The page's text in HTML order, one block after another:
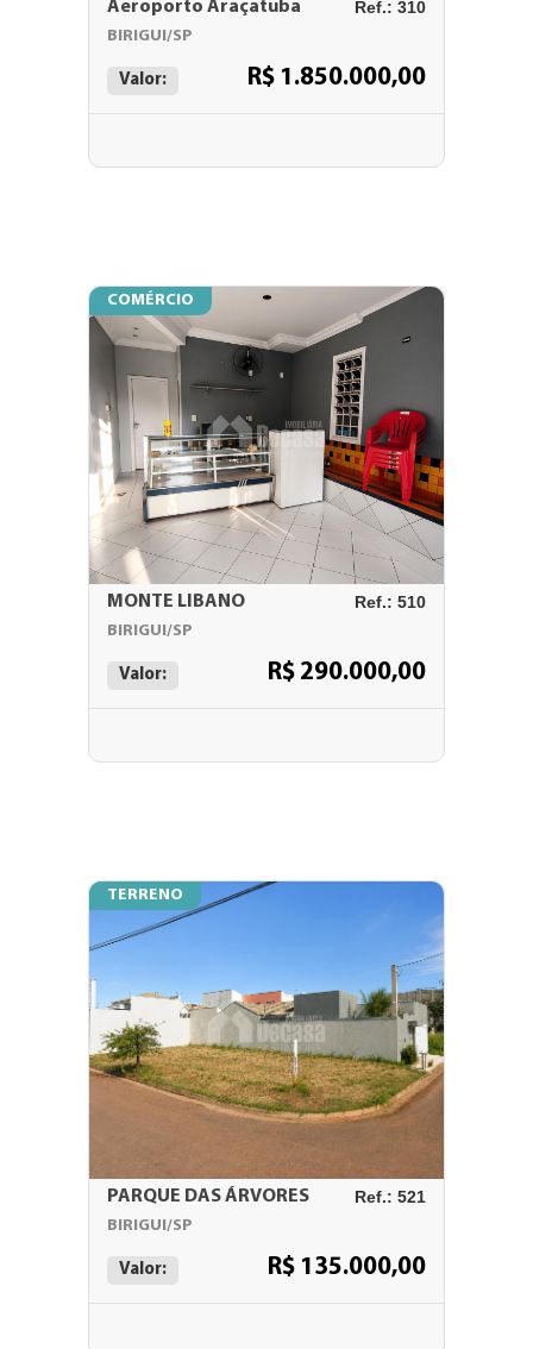
Aeroporto Araçatuba Ref.: 310
BIRIGUI/SP
Valor: R$ 1.850.000,00
COMÉRCIO
MONTE LIBANO Ref.: 510
BIRIGUI/SP
Valor: R$ 290.000,00
TERRENO
PARQUE DAS ÁRVORES Ref.: 521
BIRIGUI/SP
Valor: R$ 135.000,00